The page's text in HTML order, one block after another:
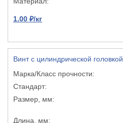
1.00 ₽/кг
Винт с цилиндрической головкой